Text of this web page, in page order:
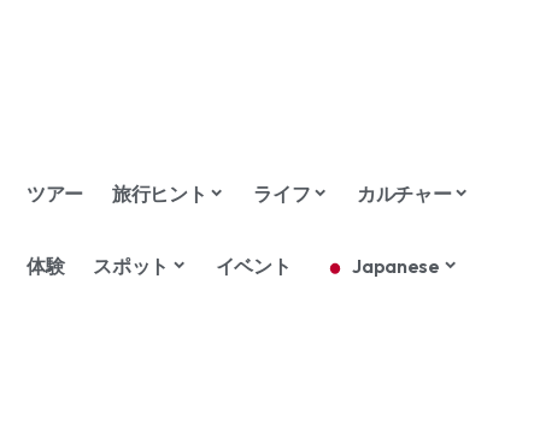
ツアー 旅行ヒント ライフ カルチャー
体験 スポット イベント Japanese